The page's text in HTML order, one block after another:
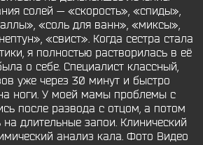
солей — «скорость», «спиды»,
«соль для ванн», «миксы»,
«свист». Когда сестра стала
я полностью растворилась в её
о себе. Специалист классный,
уже через 30 минут и быстро
ноги. У моей мамы проблемы с
после развода с отцом, а потом
на длительные запои. Клинический
анализ кала. Фото Видео